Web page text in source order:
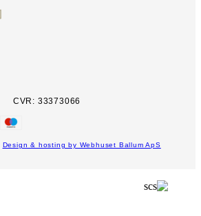
CVR: 33373066
Design & hosting by Webhuset Ballum ApS